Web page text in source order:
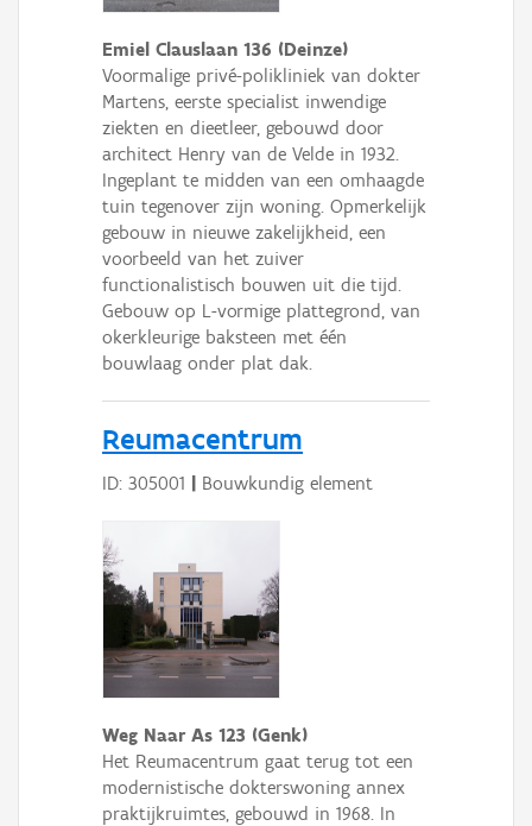
Emiel Clauslaan 136 (Deinze)
Voormalige privé-polikliniek van dokter
Martens, eerste specialist inwendige
ziekten en dieetleer, gebouwd door
architect Henry van de Velde in 1932.
Ingeplant te midden van een omhaagde
tuin tegenover zijn woning. Opmerkelijk
gebouw in nieuwe zakelijkheid, een
voorbeeld van het zuiver
functionalistisch bouwen uit die tijd.
Gebouw op L-vormige plattegrond, van
okerkleurige baksteen met één
bouwlaag onder plat dak.
Reumacentrum
ID: 305001 | Bouwkundig element
Weg Naar As 123 (Genk)
Het Reumacentrum gaat terug tot een
modernistische dokterswoning annex
praktijkruimtes, gebouwd in 1968. In